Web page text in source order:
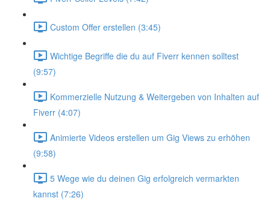
Custom Offer erstellen (3:45)
Wichtige Begriffe die du auf Fiverr kennen solltest
(9:57)
Kommerzielle Nutzung & Weitergeben von Inhalten auf
Fiverr (4:07)
Animierte Videos erstellen um Gig Views zu erhöhen
(9:58)
5 Wege wie du deinen Gig erfolgreich vermarkten
kannst (7:26)